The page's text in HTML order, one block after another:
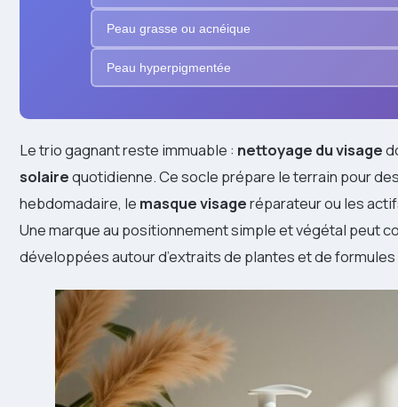
Peau grasse ou acnéique
Peau hyperpigmentée
Le trio gagnant reste immuable : nettoyage du visage
solairequotidienne. Ce socle prépare le terrain pour
hebdomadaire, le masque visageréparateur ou les
Une marque au positionnement simple et végétal peut
développées autour d’extraits de plantes et de